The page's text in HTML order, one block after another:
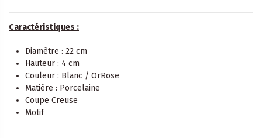
Caractéristiques :
Diamètre : 22 cm
Hauteur : 4 cm
Couleur : Blanc / OrRose
Matière : Porcelaine
Coupe Creuse
Motif